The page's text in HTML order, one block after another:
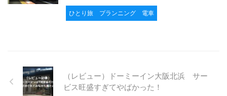
ひとり旅 プランニング 電車
（レビュー）ドーミーイン大阪北浜 サー
ビス旺盛すぎてやばかった！